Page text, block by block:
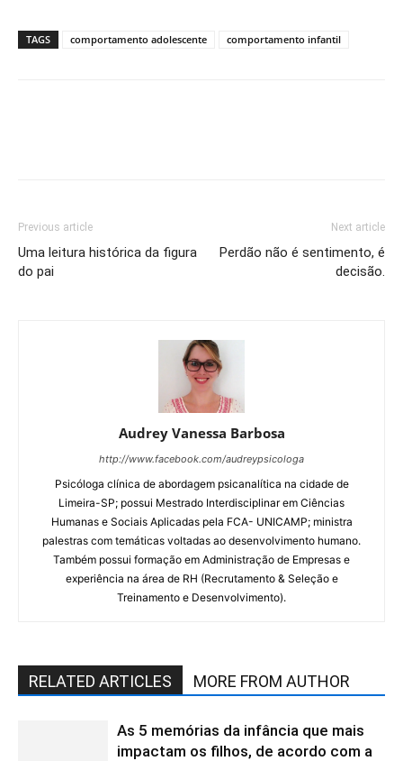
TAGS comportamento adolescente comportamento infantil
Previous article
Uma leitura histórica da figura
do pai
Next article
Perdão não é sentimento, é
decisão.
Audrey Vanessa Barbosa
http://www.facebook.com/audreypsicologa
Psicóloga clínica de abordagem psicanalítica na cidade de
Limeira-SP; possui Mestrado Interdisciplinar em Ciências
Humanas e Sociais Aplicadas pela FCA- UNICAMP; ministra
palestras com temáticas voltadas ao desenvolvimento humano.
Também possui formação em Administração de Empresas e
experiência na área de RH (Recrutamento & Seleção e
Treinamento e Desenvolvimento).
RELATED ARTICLES MORE FROM AUTHOR
As 5 memórias da infância que mais
impactam os filhos, de acordo com a